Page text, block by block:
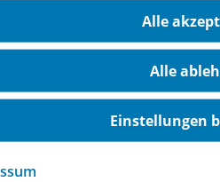
Österreich
Alle
Alle
Einstellungen